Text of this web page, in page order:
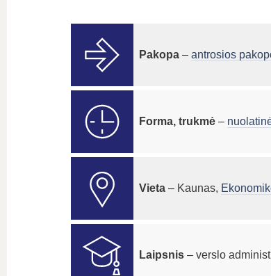
Pakopa – antrosios
Forma, trukmė –
Vieta – Kaunas,
Laipsnis – verslo